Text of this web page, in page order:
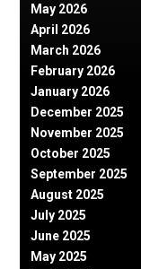
May 2026
April 2026
March 2026
February 2026
January 2026
December 2025
November 2025
October 2025
September 2025
August 2025
July 2025
June 2025
May 2025